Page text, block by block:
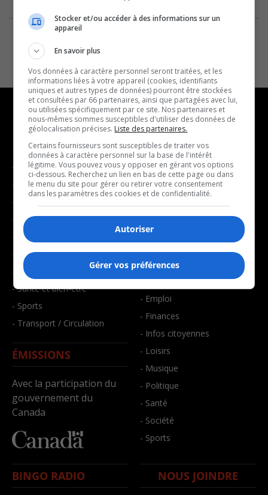
NOUVELLES
- Affaires municipales
- Communauté / Social
- Culture
- Économie
- Éducation
- Environnement
- Faits divers
- Santé et bien-être
- Sports
- Transport / Circulation
ÉMISSIONS
Avec la participation du
gouvernement du
Canada
MUSIQUE
- Décompte franco
- Joué récemment
BALADOS
- Art de vivre
- Bien-être
- Emploi
- Finances
- Infos citoyennes
- Loisirs
- Musique
- Politique
- Santé
- Société
- Sports
BINGO RADIO NOUS JOINDRE
Stocker et/ou accéder à des informations sur un
appareil
En savoir plus
Vos données à caractère personnel seront traitées, et les
informations liées à votre appareil (cookies, identifiants
uniques et autres types de données) pourront être stockées
et consultées par 66 partenaires, ainsi que partagées avec lui,
ou utilisées spécifiquement par ce site. Nos partenaires et
nous-mêmes sommes susceptibles d'utiliser des données de
géolocalisation précises. Liste des partenaires.
Certains fournisseurs sont susceptibles de traiter vos
données à caractère personnel sur la base de l'intérêt
légitime. Vous pouvez vous y opposer en gérant vos options
ci-dessous. Recherchez un lien en bas de cette page ou dans
le menu du site pour gérer ou retirer votre consentement
dans les paramètres des cookies et de confidentialité.
Autoriser
Gérer vos préférences